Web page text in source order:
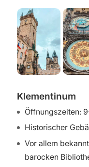
Klementinum
Öffnungszeiten:
Historischer
Vor allem
barocken